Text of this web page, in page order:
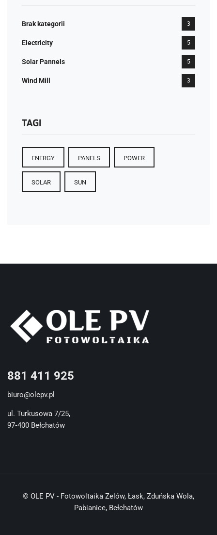
Brak kategorii 3
Electricity 5
Solar Pannels 5
Wind Mill 3
TAGI
ENERGY PANELS POWER
SOLAR SUN
881 411 925
biuro@olepv.pl
ul. Turkusowa 7/25,
97‐400 Bełchatów
© OLE PV - Fotowoltaika Zelów, Łask, Zduńska Wola,
Pabianice, Bełchatów